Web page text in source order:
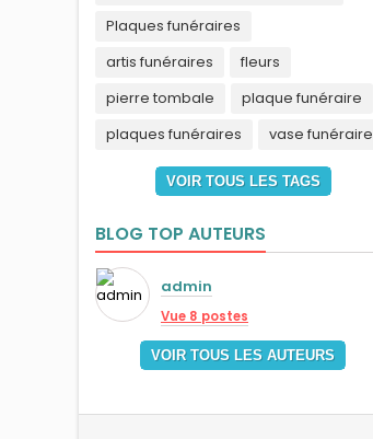
Plaques funéraires
artis funéraires
fleurs
pierre tombale
plaque funéraire
plaques funéraires
vase funéraire
VOIR TOUS LES TAGS
BLOG TOP AUTEURS
admin
Vue 8 postes
VOIR TOUS LES AUTEURS